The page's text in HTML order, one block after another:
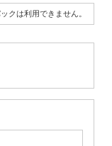
クは利用できません。